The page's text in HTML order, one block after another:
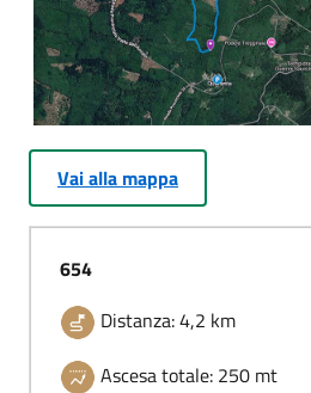
Vai alla mappa
654
Distanza: 4,2 km
Ascesa totale: 250 mt